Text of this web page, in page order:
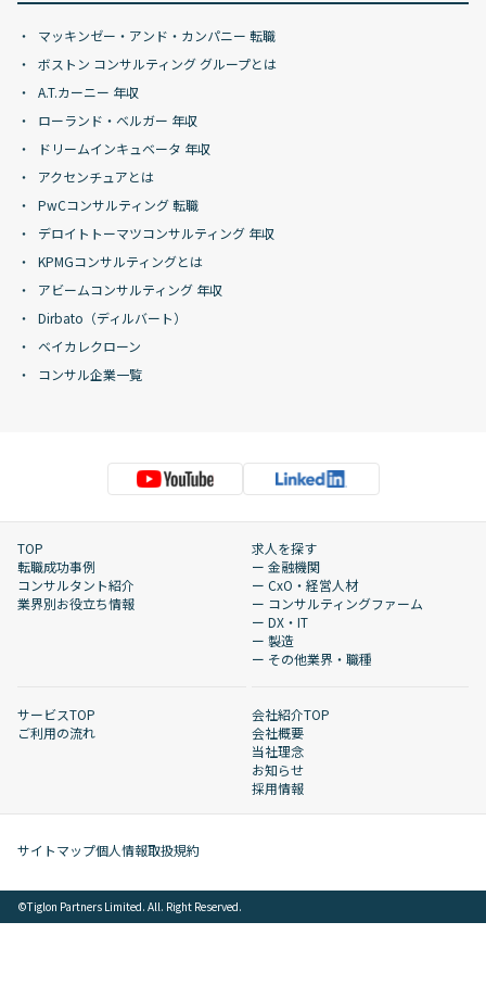
マッキンゼー・アンド・カンパニー 転職
ボストン コンサルティング グループとは
A.T.カーニー 年収
ローランド・ベルガー 年収
ドリームインキュベータ 年収
アクセンチュアとは
PwCコンサルティング 転職
デロイトトーマツコンサルティング 年収
KPMGコンサルティングとは
アビームコンサルティング 年収
Dirbato（ディルバート）
ベイカレクローン
コンサル企業一覧
TOP
転職成功事例
コンサルタント紹介
業界別お役立ち情報
求人を探す
ー 金融機関
ー CxO・経営人材
ー コンサルティングファーム
ー DX・IT
ー 製造
ー その他業界・職種
サービスTOP
ご利用の流れ
会社紹介TOP
会社概要
当社理念
お知らせ
採用情報
サイトマップ個人情報取扱規約
©︎Tiglon Partners Limited. All. Right Reserved.